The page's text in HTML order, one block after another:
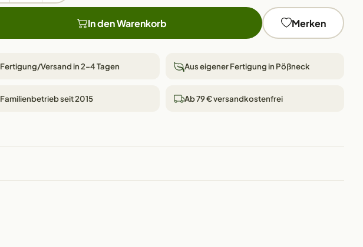
In den Warenkorb Merken
Fertigung/Versand in 2–4 Tagen Aus eigener Fertigung in Pößneck
Familienbetrieb seit 2015 Ab 79 € versandkostenfrei